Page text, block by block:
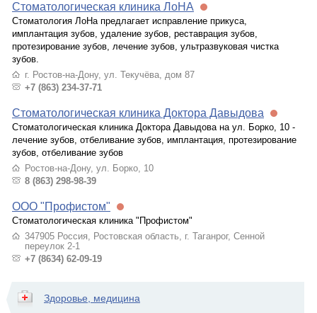
Стоматологическая клиника ЛоНА
Стоматология ЛоНа предлагает исправление прикуса,
имплантация зубов, удаление зубов, реставрация зубов,
протезирование зубов, лечение зубов, ультразвуковая чистка
зубов.
г. Ростов-на-Дону, ул. Текучёва, дом 87
+7 (863) 234-37-71
Стоматологическая клиника Доктора Давыдова
Стоматологическая клиника Доктора Давыдова на ул. Борко, 10 -
лечение зубов, отбеливание зубов, имплантация, протезирование
зубов, отбеливание зубов
Ростов-на-Дону, ул. Борко, 10
8 (863) 298-98-39
ООО "Профистом"
Стоматологическая клиника "Профистом"
347905 Россия, Ростовская область, г. Таганрог, Сенной
переулок 2-1
+7 (8634) 62-09-19
Здоровье, медицина